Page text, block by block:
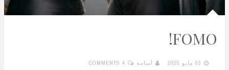
FOMO!
03 مايو 2025 أسامة 4 COMMENTS